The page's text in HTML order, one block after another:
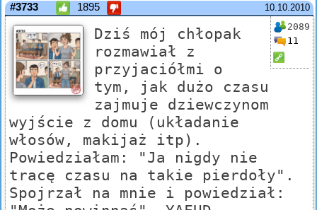
10.10.2010
#3733 1895
2089
11
Dziś mój chłopak
rozmawiał z
przyjaciółmi o
tym, jak dużo czasu
zajmuje dziewczynom
wyjście z domu (układanie
włosów, makijaż itp).
Powiedziałam: "Ja nigdy nie
tracę czasu na takie pierdoły".
Spojrzał na mnie i powiedział: